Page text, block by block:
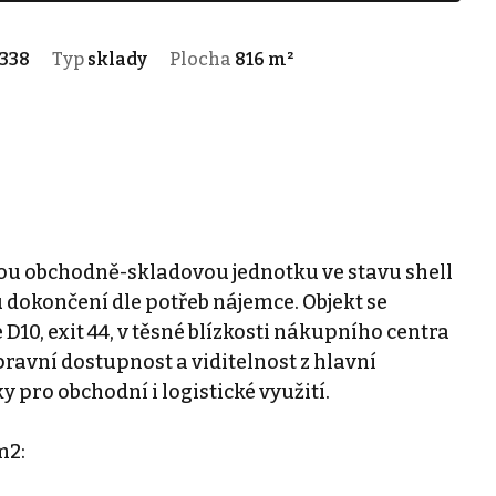
Typ sklady Plocha 816 m²
obchodně-skladovou jednotku ve stavu shell
dle potřeb nájemce. Objekt se
exit 44, v těsné blízkosti nákupního centra
dostupnost a viditelnost z hlavní
pro obchodní i logistické využití.